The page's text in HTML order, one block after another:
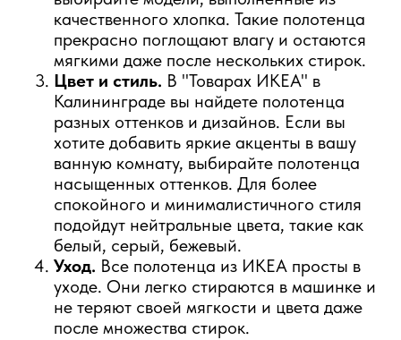
качественного хлопка. Такие полотенца
прекрасно поглощают влагу и остаются
мягкими даже после нескольких стирок.
Цвет и стиль. В "Товарах ИКЕА" в
Калининграде вы найдете полотенца
разных оттенков и дизайнов. Если вы
хотите добавить яркие акценты в вашу
ванную комнату, выбирайте полотенца
насыщенных оттенков. Для более
спокойного и минималистичного стиля
подойдут нейтральные цвета, такие как
белый, серый, бежевый.
Уход. Все полотенца из ИКЕА просты в
уходе. Они легко стираются в машинке и
не теряют своей мягкости и цвета даже
после множества стирок.